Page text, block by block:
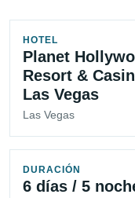
HOTEL
Planet
Resort &
Las Vegas
Las Vegas
DURACIÓN
6 días / 5